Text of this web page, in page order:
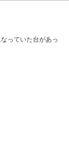
っていた台があっ